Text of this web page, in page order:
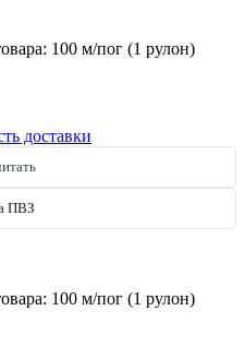
100 м/пог (1 рулон)
доставки
ПВЗ
100 м/пог (1 рулон)